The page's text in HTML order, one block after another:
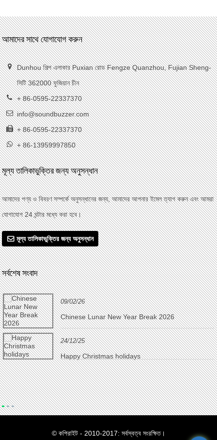
আমাদের সাথে যোগাযোগ করুন
Dunhou শিল্প এলাকার Puxian রোড Fengze Quanzhou, Fujian Sheng-
সিটি 362000 ফুজিয়ান চীন
+ 86-0595-22337370
info@soundbuzzer.com
+ 86-0595-22337370
+ 86-13959997850
মূল্য তালিকাভুক্তির জন্য অনুসন্ধান
আমাদের পণ্য ও বিবরণ সম্পর্কে অনুসন্ধানের জন্য, আমাদের আপনার ইমেল ত্যাগ করুন এবং আমরা
যোগাযোগ 24 ঘন্টার মধ্যে করা হবে।
মূল্য তালিকাভুক্তির জন্য অনুসন্ধান
সর্বশেষ সংবাদ
09/02/26
Chinese Lunar New Year Break 2026
24/12/25
Happy Christmas holidays
© কপিরাইট - 2010-2017: সর্বস্বত্ব সংরক্ষিত।